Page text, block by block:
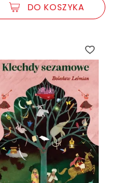
DO KOSZYKA
5.00